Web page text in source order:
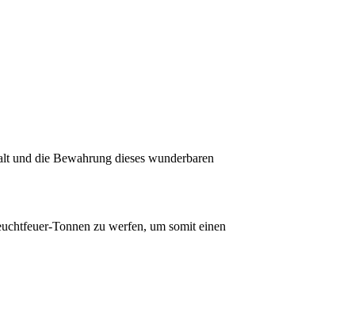
und die Bewahrung dieses wunderbaren
Tonnen zu werfen, um somit einen